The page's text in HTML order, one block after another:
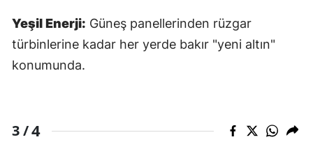
Yeşil Enerji: Güneş panellerinden rüzgar
türbinlerine kadar her yerde bakır "yeni altın"
konumunda.
3 /4